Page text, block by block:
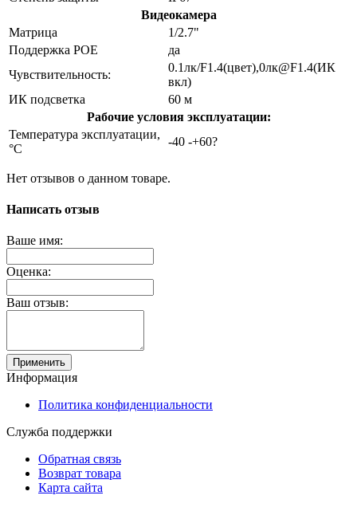
Видеокамера
Матрица
1/2.7"
Поддержка POE
да
Чувствительность:
0.1лк/F1.4(цвет),0лк@F1.4(ИК
вкл)
ИК подсветка
60 м
Рабочие условия эксплуатации:
Температура эксплуатации,
°C
-40 -+60?
Нет отзывов о данном товаре.
Написать отзыв
Ваше имя:
Оценка:
Ваш отзыв:
Применить
Информация
Политика конфиденциальности
Служба поддержки
Обратная связь
Возврат товара
Карта сайта